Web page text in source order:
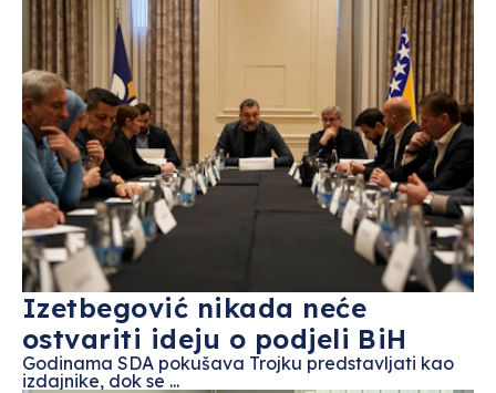
Izetbegović nikada neće
ostvariti ideju o podjeli BiH
Godinama SDA pokušava Trojku predstavljati kao
izdajnike, dok se ...